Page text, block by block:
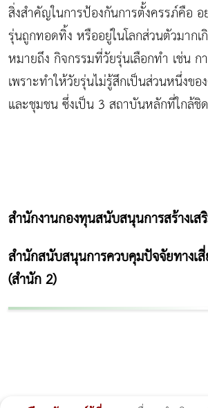
สิ่งสำคัญในการป้องกันการตั้งครรภ์คือ อ
รุ่นถูกทอดทิ้ง หรืออยู่ในโลกส่วนตัวมาก
หมายถึง กิจกรรมที่วัยรุ่นเลือกทำ เช่น ก
เพราะทำให้วัยรุ่นไม่รู้สึกเป็นส่วนหนึ่งขอ
และชุมชน ซึ่งเป็น 3 สถาบันหลักที่ใกล้
สำนักงานกองทุนสนับสนุนการสร้างเ
สำนักสนับสนุนการควบคุมปัจจัยทางเ
(สำนัก 2)